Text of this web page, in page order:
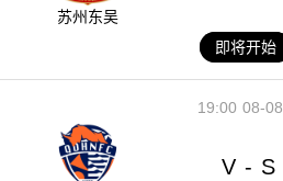
苏州东吴
即将开始
08-08
19:00
V - S